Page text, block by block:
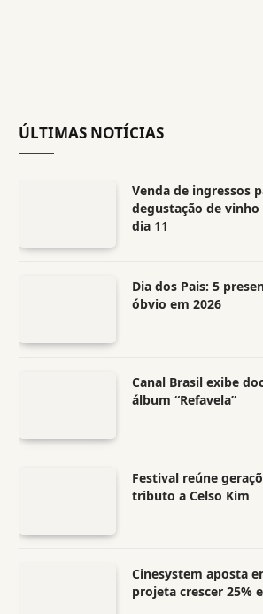
ÚLTIMAS NOTÍCIAS
Venda de ingressos
degustação de
dia 11
Dia dos Pais: 5
óbvio em 2026
Canal Brasil exibe
álbum “Refavela”
Festival reúne
tributo a Celso Kim
Cinesystem aposta
projeta crescer 25%